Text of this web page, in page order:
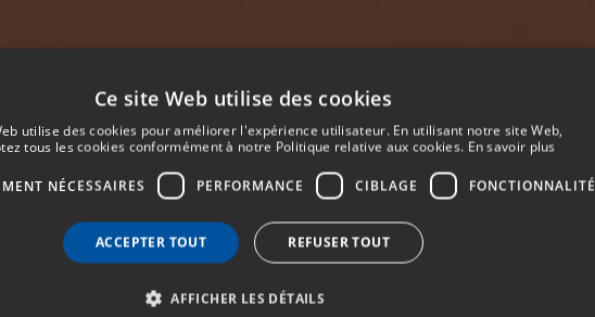
Ce site Web utilise des cookies
utilise des cookies pour améliorer l'expérience utilisateur. En utilisant notre site Web,
tous les cookies conformément à notre Politique relative aux cookies. En savoir plus
NÉCESSAIRES PERFORMANCE CIBLAGE FONCTIONNALITÉ
ACCEPTER TOUT REFUSER TOUT
AFFICHER LES DÉTAILS